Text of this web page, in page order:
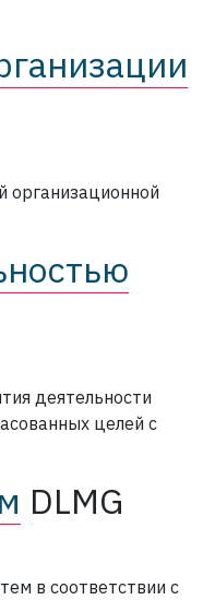
организационной
деятельности
целей с
DLMG
в соответствии с